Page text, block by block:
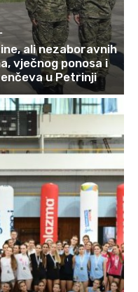
ali nezaboravnih
vječnog ponosa i
u Petrinji